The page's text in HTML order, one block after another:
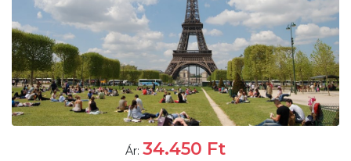
Ár: 34.450 Ft